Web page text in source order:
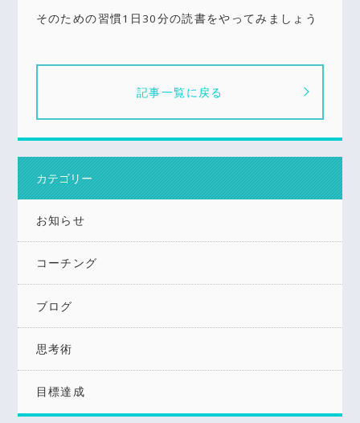
そのための習慣1日30分の読書をやってみましょう
記事一覧に戻る
カテゴリー
お知らせ
コーチング
ブログ
思考術
目標達成